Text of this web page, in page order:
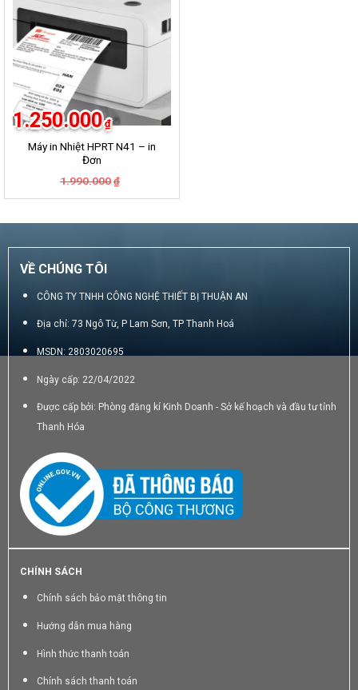
Máy in Nhiệt HPRT N41 – in
Đơn
1.990.000 ₫
là:
1.250.000 ₫
tại
1.250.000₫.
VỀ CHÚNG TÔI
CÔNG TY TNHH CÔNG NGHỆ THIẾT BỊ THUẬN AN
Địa chỉ: 73 Ngô Từ, P Lam Sơn, TP Thanh Hoá
MSDN: 2803020695
Ngày cấp: 22/04/2022
Được cấp bởi: Phòng đăng kí Kinh Doanh - Sở kế hoạch và đầu tư tỉnh
Thanh Hóa
CHÍNH SÁCH
Chính sách bảo mật thông tin
Hướng dẫn mua hàng
Hình thức thanh toán
Chính sách thanh toán